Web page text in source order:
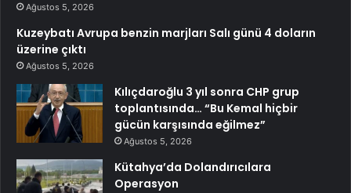
Ağustos 5, 2026
Kuzeybatı Avrupa benzin marjları Salı günü 4 doların
üzerine çıktı
Ağustos 5, 2026
Kılıçdaroğlu 3 yıl sonra CHP grup
toplantısında… “Bu Kemal hiçbir
gücün karşısında eğilmez”
Ağustos 5, 2026
Kütahya’da Dolandırıcılara
Operasyon